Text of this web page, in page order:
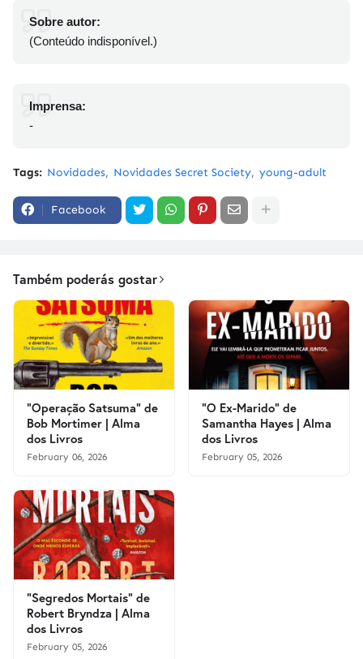
Sobre autor:
(Conteúdo indisponível.)
Imprensa:
-
Tags: Novidades Novidades Secret Society young-adult
Facebook
Também poderás gostar
"Operação Satsuma" de
Bob Mortimer | Alma
dos Livros
February 06, 2026
"O Ex-Marido" de
Samantha Hayes | Alma
dos Livros
February 05, 2026
"Segredos Mortais" de
Robert Bryndza | Alma
dos Livros
February 05, 2026